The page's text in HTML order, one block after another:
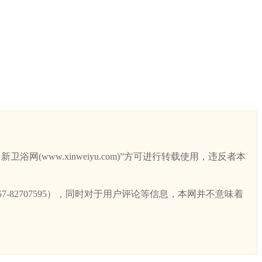
浴网(www.xinweiyu.com)”方可进行转载使用，违反者本
82707595），同时对于用户评论等信息，本网并不意味着